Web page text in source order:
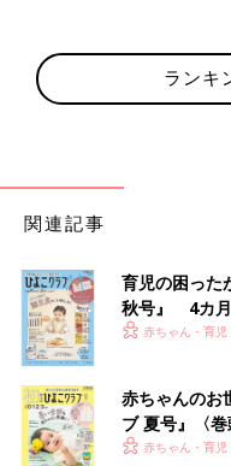
出典：Instagramアカウント「
muさんは、こちらの長
スーツ1枚でもOKですね。
ではなく普段着としても使
クーラーの冷え対策
ち！
ランキ
関連記事
育児の困った
秋号』 4カ月
いっぱい！
赤ちゃん・育児
赤ちゃんのお
ブ 夏号』〈
く！ おっぱ
赤ちゃん・育児